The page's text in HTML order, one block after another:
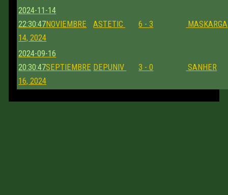
2024-11-14
22:30:47NOVIEMBRE
14, 2024
ASTETIC 6 - 3 MASKARGA
2024-09-16
20:30:47SEPTIEMBRE
16, 2024
DEPUNIV 3 - 0 SANHER